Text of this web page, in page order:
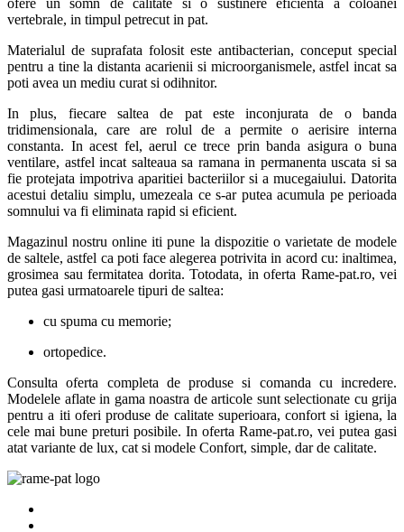
ofere un somn de calitate si o sustinere eficienta a coloanei
vertebrale, in timpul petrecut in pat.
Materialul de suprafata folosit este antibacterian, conceput special
pentru a tine la distanta acarienii si microorganismele, astfel incat sa
poti avea un mediu curat si odihnitor.
In plus, fiecare saltea de pat este inconjurata de o banda
tridimensionala, care are rolul de a permite o aerisire interna
constanta. In acest fel, aerul ce trece prin banda asigura o buna
ventilare, astfel incat salteaua sa ramana in permanenta uscata si sa
fie protejata impotriva aparitiei bacteriilor si a mucegaiului. Datorita
acestui detaliu simplu, umezeala ce s-ar putea acumula pe perioada
somnului va fi eliminata rapid si eficient.
Magazinul nostru online iti pune la dispozitie o varietate de modele
de saltele, astfel ca poti face alegerea potrivita in acord cu: inaltimea,
grosimea sau fermitatea dorita. Totodata, in oferta Rame-pat.ro, vei
putea gasi urmatoarele tipuri de saltea:
cu spuma cu memorie;
ortopedice.
Consulta oferta completa de produse si comanda cu incredere.
Modelele aflate in gama noastra de articole sunt selectionate cu grija
pentru a iti oferi produse de calitate superioara, confort si igiena, la
cele mai bune preturi posibile. In oferta Rame-pat.ro, vei putea gasi
atat variante de lux, cat si modele Confort, simple, dar de calitate.